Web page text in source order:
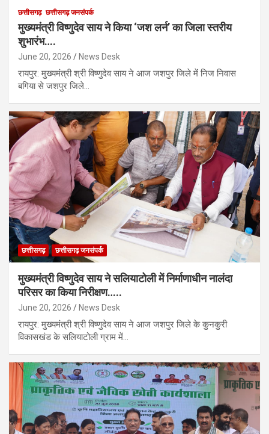
छत्तीसगढ़ छत्तीसगढ़ जनसंपर्क
मुख्यमंत्री विष्णुदेव साय ने किया ‘जश लर्न’ का जिला स्तरीय
शुभारंभ….
June 20, 2026 News Desk
रायपुर: मुख्यमंत्री श्री विष्णुदेव साय ने आज जशपुर जिले में निज निवास
बगिया से जशपुर जिले…
छत्तीसगढ़ छत्तीसगढ़ जनसंपर्क
मुख्यमंत्री विष्णुदेव साय ने सलियाटोली में निर्माणाधीन नालंदा
परिसर का किया निरीक्षण…..
June 20, 2026 News Desk
रायपुर: मुख्यमंत्री श्री विष्णुदेव साय ने आज जशपुर जिले के कुनकुरी
विकासखंड के सलियाटोली ग्राम में…